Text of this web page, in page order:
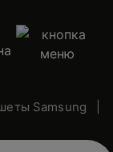
Samsung